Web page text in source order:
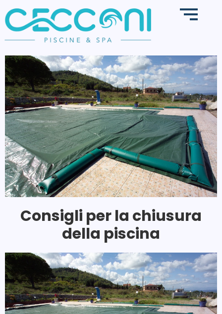
Consigli per la chiusura
della piscina